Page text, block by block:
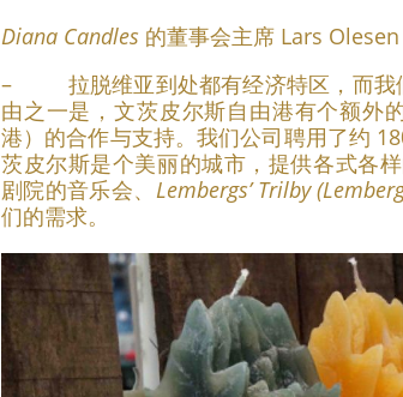
Diana Candles 的董事会主席 Lars Olesen
– 拉脱维亚到处都有经济特区，而我
由之一是，文茨皮尔斯自由港有个额外
港）的合作与支持。我们公司聘用了约
茨皮尔斯是个美丽的城市，提供各式各
剧院的音乐会、 Lembergs’ Trilby
们的需求。